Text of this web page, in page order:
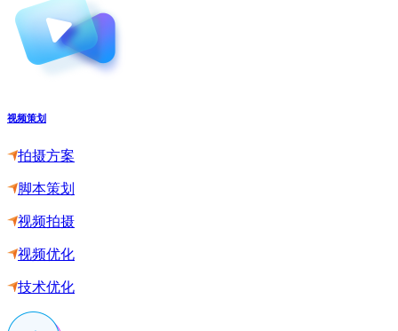
视频策划
拍摄方案
脚本策划
视频拍摄
视频优化
技术优化